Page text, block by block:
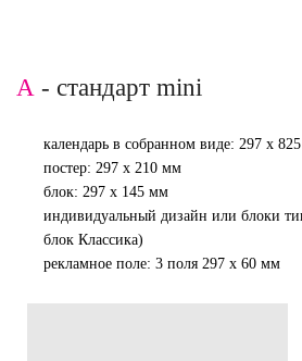
А - стандарт mini
календарь в собранном виде: 297 х
постер: 297 х 210 мм
блок: 297 х 145 мм
индивидуальный дизайн или блоки
блок Классика)
рекламное поле: 3 поля 297 х 60 мм